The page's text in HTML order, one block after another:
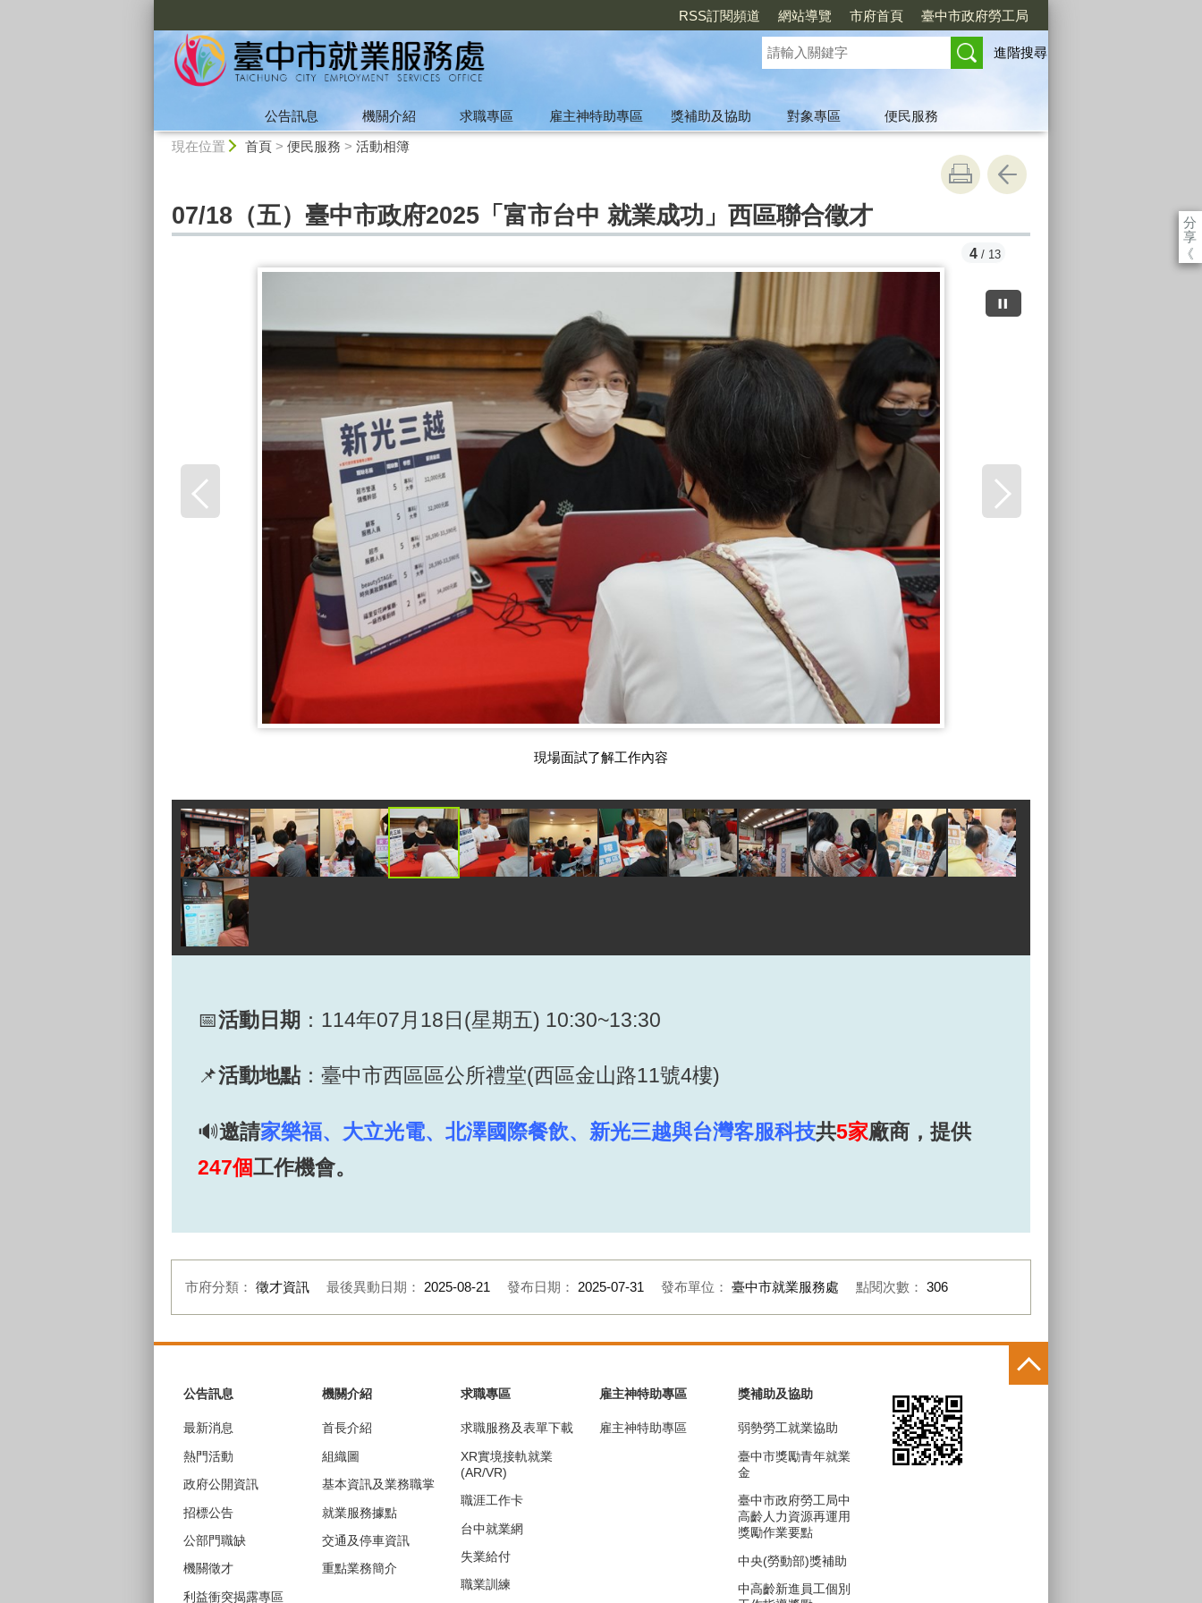
RSS訂閱頻道 網站導覽 市府首頁 臺中市政府勞工局
進階搜尋
公告訊息 機關介紹 求職專區 雇主神特助專區 獎補助及協助 對象專區
便民服務
現在位置 首頁> 便民服務 > 活動相簿
分
享
《
07/18（五）臺中市政府2025「富市台中 就業成功」西區聯合徵才
現場面試了解工作內容
4 / 13
📅活動日期 ：114年07月18日(星期五) 10:30~13:30
📌活動地點：臺中市西區區公所禮堂(西區金山路11號4樓)
🔊邀請家樂福、大立光電、北澤國際餐飲、新光三越與台灣客服科技共5家廠商，提供
247個工作機會。
市府分類： 徵才資訊 最後異動日期： 2025-08-21 發布日期： 2025-07-31 發布單位： 臺中市就業服務處 點閱次數： 306
公告訊息
最新消息
熱門活動
政府公開資訊
招標公告
公部門職缺
機關徵才
利益衝突揭露專區
機關介紹
首長介紹
組織圖
基本資訊及業務職掌
就業服務據點
交通及停車資訊
重點業務簡介
求職專區
求職服務及表單下載
XR實境接軌就業
(AR/VR)
職涯工作卡
台中就業網
失業給付
職業訓練
雇主神特助專區
雇主神特助專區
獎補助及協助
弱勢勞工就業協助
臺中市獎勵青年就業
金
臺中市政府勞工局中
高齡人力資源再運用
獎勵作業要點
中央(勞動部)獎補助
中高齡新進員工個別